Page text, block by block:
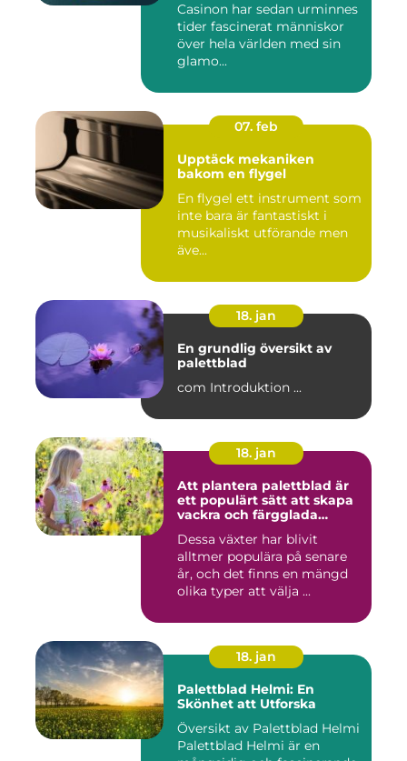
Casinon har sedan urminnes
tider fascinerat människor
över hela världen med sin
glamo...
07. feb
Upptäck mekaniken
bakom en flygel
En flygel ett instrument som
inte bara är fantastiskt i
musikaliskt utförande men
äve...
18. jan
En grundlig översikt av
palettblad
com Introduktion ...
18. jan
Att plantera palettblad är
ett populärt sätt att skapa
vackra och färgglada
inomhusmiljöer
Dessa växter har blivit
alltmer populära på senare
år, och det finns en mängd
olika typer att välja ...
18. jan
Palettblad Helmi: En
Skönhet att Utforska
Översikt av Palettblad Helmi
Palettblad Helmi är en